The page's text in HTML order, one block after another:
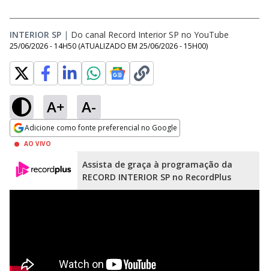
INTERIOR SP | Do canal Record Interior SP no YouTube
25/06/2026 - 14H50 (ATUALIZADO EM 25/06/2026 - 15H00)
A+ A-
Adicione como fonte preferencial no Google
Opens in new window
AO VIVO
Assista de graça à programação da
RECORD INTERIOR SP no RecordPlus